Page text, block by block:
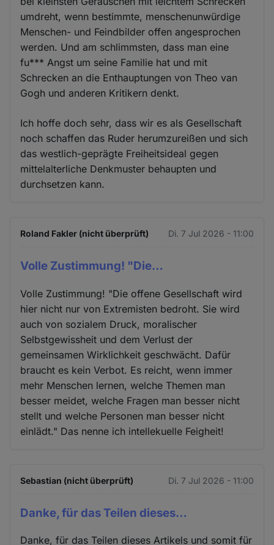
umdreht, wenn bestimmte, menschenunwürdige
Menschen- und Feindbilder offen angesprochen
werden. Und am schlimmsten, dass man eine
fu*** Angst um seine Familie hat und mit
Schrecken an die Enthauptungen von Theo van
Gogh und anderen Kritikern denkt.
Ich hoffe doch sehr, dass wir es als Gesellschaft
noch schaffen das Ruder herumzureißen und sich
das westlich-geprägte Freiheitsideal gegen
mittelalterliche Denkmuster behaupten und
durchsetzen kann.
Roland Fakler (nicht überprüft) Di. 7 Jul 2026 - 11:00
Volle Zustimmung! "Die…
Volle Zustimmung! "Die offene Gesellschaft wird
hier nicht nur von Extremisten bedroht. Sie wird
auch von sozialem Druck, moralischer
Selbstgewissheit und dem Verlust der
gemeinsamen Wirklichkeit geschwächt. Dafür
braucht es kein Verbot. Es reicht, wenn immer
mehr Menschen lernen, welche Themen man
besser meidet, welche Fragen man besser nicht
stellt und welche Personen man besser nicht
einlädt." Das nenne ich intellekuelle Feigheit!
Sebastian (nicht überprüft) Di. 7 Jul 2026 - 11:00
Danke, für das Teilen dieses…
Danke, für das Teilen dieses Artikels und somit für